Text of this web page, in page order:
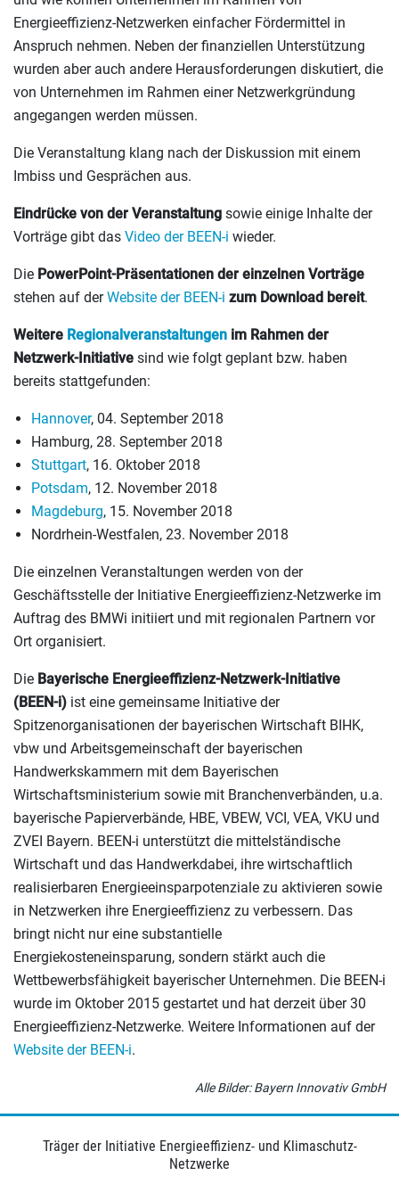
Energieeffizienz-Netzwerken einfacher Fördermittel in
Anspruch nehmen. Neben der finanziellen Unterstützung
wurden aber auch andere Herausforderungen diskutiert, die
von Unternehmen im Rahmen einer Netzwerkgründung
angegangen werden müssen.
Die Veranstaltung klang nach der Diskussion mit einem
Imbiss und Gesprächen aus.
Eindrücke von der Veranstaltung sowie einige Inhalte der
Vorträge gibt das Video der BEEN-i wieder.
Die PowerPoint-Präsentationen der einzelnen Vorträge
stehen auf derWebsite der BEEN-i zum Download bereit.
Weitere Regionalveranstaltungen im Rahmen der
Netzwerk-Initiative sind wie folgt geplant bzw. haben
bereits stattgefunden:
Hannover, 04. September 2018
Hamburg, 28. September 2018
Stuttgart, 16. Oktober 2018
Potsdam, 12. November 2018
Magdeburg, 15. November 2018
Nordrhein-Westfalen, 23. November 2018
Die einzelnen Veranstaltungen werden von der
Geschäftsstelle der Initiative Energieeffizienz-Netzwerke im
Auftrag des BMWi initiiert und mit regionalen Partnern vor
Ort organisiert.
Die Bayerische Energieeffizienz-Netzwerk-Initiative
(BEEN-i) ist eine gemeinsame Initiative der
Spitzenorganisationen der bayerischen Wirtschaft BIHK,
vbw und Arbeitsgemeinschaft der bayerischen
Handwerkskammern mit dem Bayerischen
Wirtschaftsministerium sowie mit Branchenverbänden, u.a.
bayerische Papierverbände, HBE, VBEW, VCI, VEA, VKU und
ZVEI Bayern. BEEN-i unterstützt die mittelständische
Wirtschaft und das Handwerkdabei, ihre wirtschaftlich
realisierbaren Energieeinsparpotenziale zu aktivieren sowie
in Netzwerken ihre Energieeffizienz zu verbessern. Das
bringt nicht nur eine substantielle
Energiekosteneinsparung, sondern stärkt auch die
Wettbewerbsfähigkeit bayerischer Unternehmen. Die BEEN-i
wurde im Oktober 2015 gestartet und hat derzeit über 30
Energieeffizienz-Netzwerke. Weitere Informationen auf der
Website der BEEN-i.
Alle Bilder: Bayern Innovativ GmbH
Träger der Initiative Energieeffizienz- und Klimaschutz-
Netzwerke